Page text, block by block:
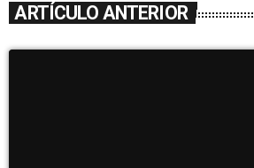
ARTÍCULO ANTERIOR